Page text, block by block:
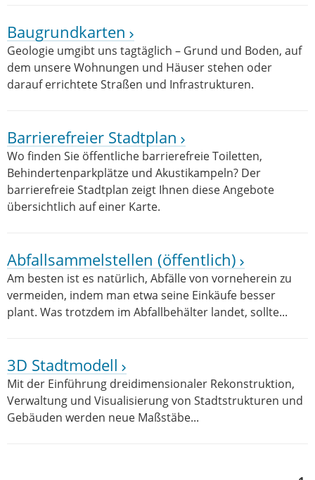
Baugrundkarten
Geologie umgibt uns tagtäglich – Grund und Boden, auf
dem unsere Wohnungen und Häuser stehen oder
darauf errichtete Straßen und Infrastrukturen.
Barrierefreier Stadtplan
Wo finden Sie öffentliche barrierefreie Toiletten,
Behindertenparkplätze und Akustikampeln? Der
barrierefreie Stadtplan zeigt Ihnen diese Angebote
übersichtlich auf einer Karte.
Abfallsammelstellen (öffentlich)
Am besten ist es natürlich, Abfälle von vorneherein zu
vermeiden, indem man etwa seine Einkäufe besser
plant. Was trotzdem im Abfallbehälter landet, sollte...
3D Stadtmodell
Mit der Einführung dreidimensionaler Rekonstruktion,
Verwaltung und Visualisierung von Stadtstrukturen und
Gebäuden werden neue Maßstäbe...